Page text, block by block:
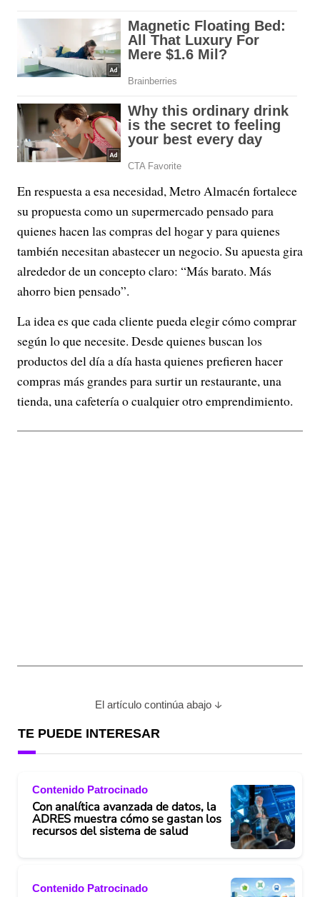
En respuesta a esa necesidad, Metro Almacén fortalece
su propuesta como un supermercado pensado para
quienes hacen las compras del hogar y para quienes
también necesitan abastecer un negocio. Su apuesta gira
alrededor de un concepto claro: “Más barato. Más
ahorro bien pensado”.
La idea es que cada cliente pueda elegir cómo comprar
según lo que necesite. Desde quienes buscan los
productos del día a día hasta quienes prefieren hacer
compras más grandes para surtir un restaurante, una
tienda, una cafetería o cualquier otro emprendimiento.
El artículo continúa abajo
TE PUEDE INTERESAR
Contenido Patrocinado
Con analítica avanzada de datos, la
ADRES muestra cómo se gastan los
recursos del sistema de salud
Contenido Patrocinado